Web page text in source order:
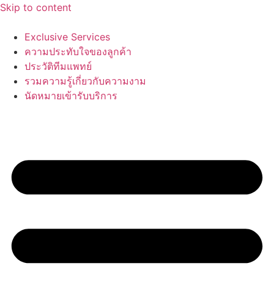
Skip to content
Exclusive Services
ความประทับใจของลูกค้า
ประวัติทีมแพทย์
รวมความรู้เกี่ยวกับความงาม
นัดหมายเข้ารับบริการ